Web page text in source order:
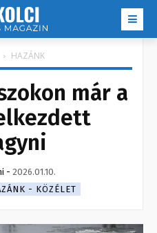
HAZÁNK
már a
- 2026.01.10.
- KÖZÉLET